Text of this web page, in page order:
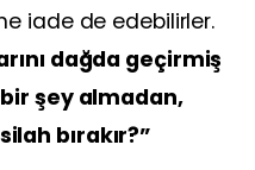
iade de edebilirler.
dağda geçirmiş
şey almadan,
bırakır?”